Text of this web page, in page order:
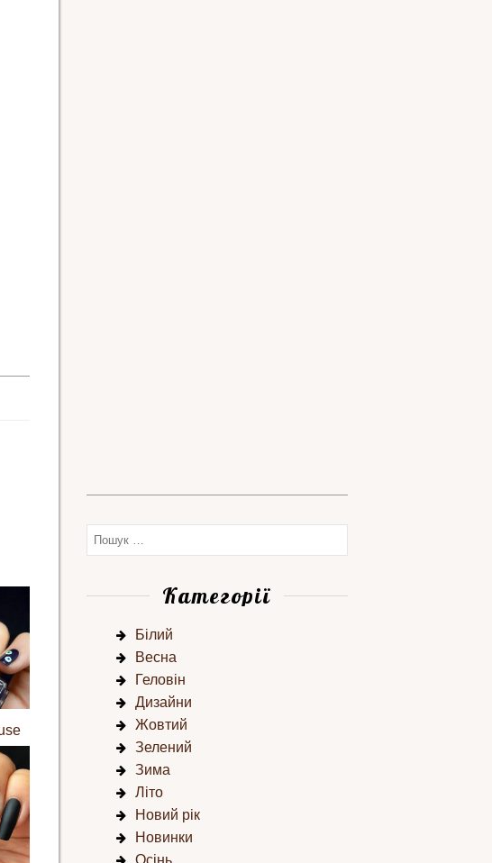
Категорії
Білий
Весна
Геловін
Дизайни
Жовтий
Зелений
Зима
Літо
Новий рік
Новинки
Осінь